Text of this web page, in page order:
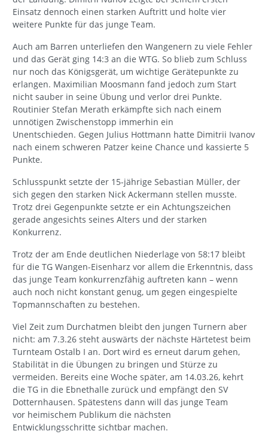
Einsatz dennoch einen starken Auftritt und holte vier
weitere Punkte für das junge Team.
Auch am Barren unterliefen den Wangenern zu viele Fehler
und das Gerät ging 14:3 an die WTG. So blieb zum Schluss
nur noch das Königsgerät, um wichtige Gerätepunkte zu
erlangen. Maximilian Moosmann fand jedoch zum Start
nicht sauber in seine Übung und verlor drei Punkte.
Routinier Stefan Merath erkämpfte sich nach einem
unnötigen Zwischenstopp immerhin ein
Unentschieden. Gegen Julius Hottmann hatte Dimitrii Ivanov
nach einem schweren Patzer keine Chance und kassierte 5
Punkte.
Schlusspunkt setzte der 15-jährige Sebastian Müller, der
sich gegen den starken Nick Ackermann stellen musste.
Trotz drei Gegenpunkte setzte er ein Achtungszeichen
gerade angesichts seines Alters und der starken
Konkurrenz.
Trotz der am Ende deutlichen Niederlage von 58:17 bleibt
für die TG Wangen-Eisenharz vor allem die Erkenntnis, dass
das junge Team konkurrenzfähig auftreten kann – wenn
auch noch nicht konstant genug, um gegen eingespielte
Topmannschaften zu bestehen.
Viel Zeit zum Durchatmen bleibt den jungen Turnern aber
nicht: am 7.3.26 steht auswärts der nächste Härtetest beim
Turnteam Ostalb I an. Dort wird es erneut darum gehen,
Stabilität in die Übungen zu bringen und Stürze zu
vermeiden. Bereits eine Woche später, am 14.03.26, kehrt
die TG in die Ebnethalle zurück und empfängt den SV
Dotternhausen. Spätestens dann will das junge Team
vor heimischem Publikum die nächsten
Entwicklungsschritte sichtbar machen.